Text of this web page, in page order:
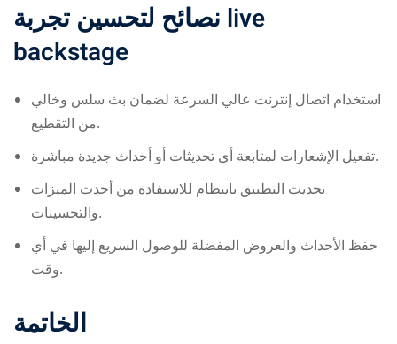
live
backstage
استخدام اتصال إنترنت عالي السرعة لضمان بث سلس وخالي
من التقطيع.
تفعيل الإشعارات لمتابعة أي تحديثات أو أحداث جديدة مباشرة.
تحديث التطبيق بانتظام للاستفادة من أحدث الميزات
والتحسينات.
حفظ الأحداث والعروض المفضلة للوصول السريع إليها في أي
وقت.
الخاتمة